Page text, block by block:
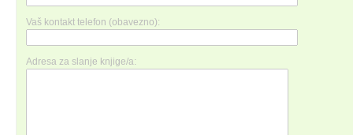
Vaš kontakt telefon (obavezno):
Adresa za slanje knjige/a: